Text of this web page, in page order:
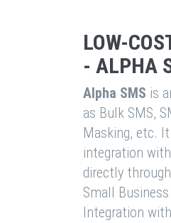
LOW-
- ALPHA
Alpha SMS is
as Bulk SMS,
Masking, etc.
integration
directly
Small
Integration